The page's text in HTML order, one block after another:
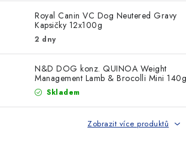
KRÁLÍCI/HLODAVCI/PTÁCI
SLEVY
ZNAČKY
Ceník dopravy Kontakty
Obchodní
Podmínky ochrany osobních údajů
Royal Canin VC Dog Neutered Gravy
Kapsičky 12x100g
2 dny
N&D DOG konz. QUINOA Weight
Management Lamb & Brocolli Mini 140g
Skladem
Zobrazit více produktů